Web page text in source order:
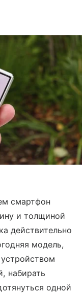
смартфон
и толщиной
действительно
модель,
набирать
одной